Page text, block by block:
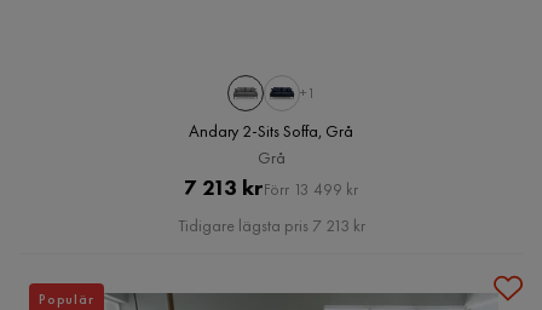
+1
Andary 2-Sits Soffa, Grå
Grå
Pris
7 213 kr Original
Pris
Förr 13 499 kr
Tidigare lägsta pris 7 213 kr
Populär